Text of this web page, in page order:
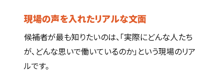
現場の声を入れたリアルな文面
候補者が最も知りたいのは、「実際にどんな人たち
が、どんな思いで働いているのか」という現場のリア
ルです。